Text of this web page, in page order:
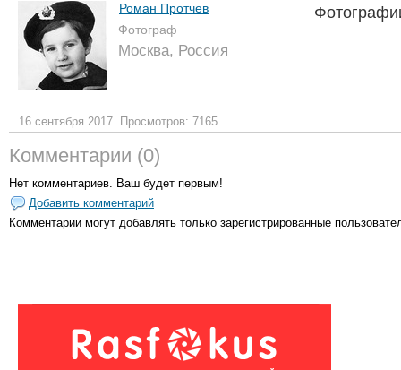
Роман Протчев
Фотограф
Москва, Россия
16 сентября 2017 Просмотров: 7165
Комментарии (0)
Нет комментариев. Ваш будет первым!
Добавить комментарий
Комментарии могут добавлять только зарегистрированные